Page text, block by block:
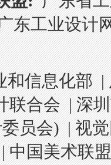
东工业设计
和信息化部|
联合会|深
员会)|视
中国美术联盟